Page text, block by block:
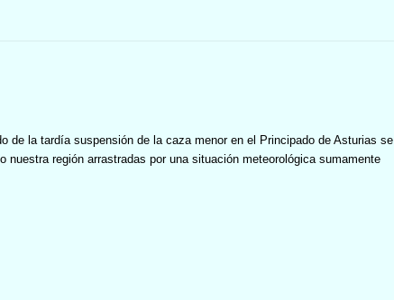
de la tardía suspensión de la caza menor en el Principado de Asturias se
nuestra región arrastradas por una situación meteorológica sumamente